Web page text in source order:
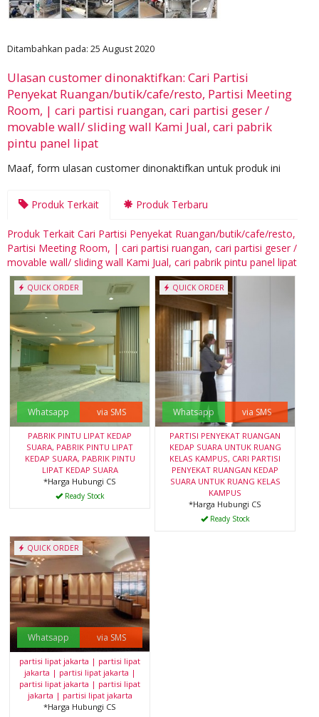
Ditambahkan pada: 25 August 2020
Ulasan customer dinonaktifkan: Cari Partisi
Penyekat Ruangan/butik/cafe/resto, Partisi Meeting
Room, | cari partisi ruangan, cari partisi geser /
movable wall/ sliding wall Kami Jual, cari pabrik
pintu panel lipat
Maaf, form ulasan customer dinonaktifkan untuk produk ini
Produk Terkait Produk Terbaru
Produk Terkait Cari Partisi Penyekat Ruangan/butik/cafe/resto,
Partisi Meeting Room, | cari partisi ruangan, cari partisi geser /
movable wall/ sliding wall Kami Jual, cari pabrik pintu panel lipat
QUICK ORDER
Whatsapp via SMS
PABRIK PINTU LIPAT KEDAP
SUARA, PABRIK PINTU LIPAT
KEDAP SUARA, PABRIK PINTU
LIPAT KEDAP SUARA
*Harga Hubungi CS
Ready Stock
QUICK ORDER
Whatsapp via SMS
PARTISI PENYEKAT RUANGAN
KEDAP SUARA UNTUK RUANG
KELAS KAMPUS, CARI PARTISI
PENYEKAT RUANGAN KEDAP
SUARA UNTUK RUANG KELAS
KAMPUS
*Harga Hubungi CS
Ready Stock
QUICK ORDER
Whatsapp via SMS
partisi lipat jakarta | partisi lipat
jakarta | partisi lipat jakarta |
partisi lipat jakarta | partisi lipat
jakarta | partisi lipat jakarta
*Harga Hubungi CS